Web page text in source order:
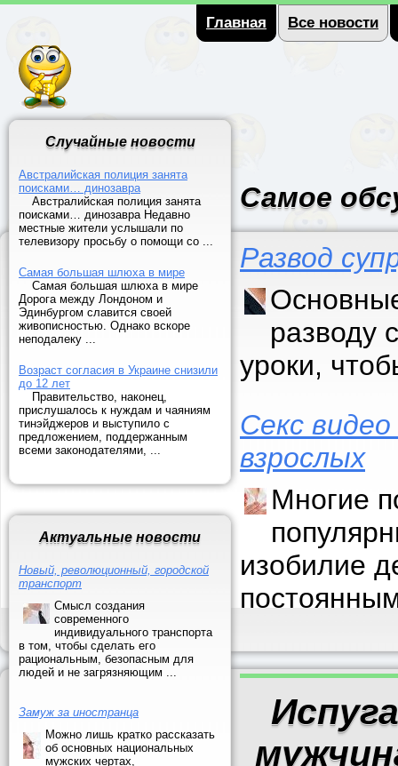
Главная Все новости
Случайные новости
Австралийская полиция занята
поисками… динозавра
Австралийская полиция занята
поисками… динозавра Недавно
местные жители услышали по
телевизору просьбу о помощи со ...
Самая большая шлюха в мире
Самая большая шлюха в мире
Дорога между Лондоном и
Эдинбургом славится своей
живописностью. Однако вскоре
неподалеку ...
Возраст согласия в Украине снизили
до 12 лет
Правительство, наконец,
прислушалось к нуждам и чаяниям
тинэйджеров и выступило с
предложением, поддержанным
всеми законодателями, ...
Актуальные новости
Новый, революционный, городской
транспорт
Смысл создания
современного
индивидуального транспорта
в том, чтобы сделать его
рациональным, безопасным для
людей и не загрязняющим ...
Замуж за иностранца
Можно лишь кратко рассказать
об основных национальных
мужских чертах,
Самое
Развод
разводу
уроки,
Секс
взрослых
Многие
изобилие